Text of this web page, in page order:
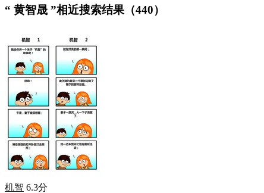
“ 黄智晟 ”相近搜索结果（440）
机智 6.3分